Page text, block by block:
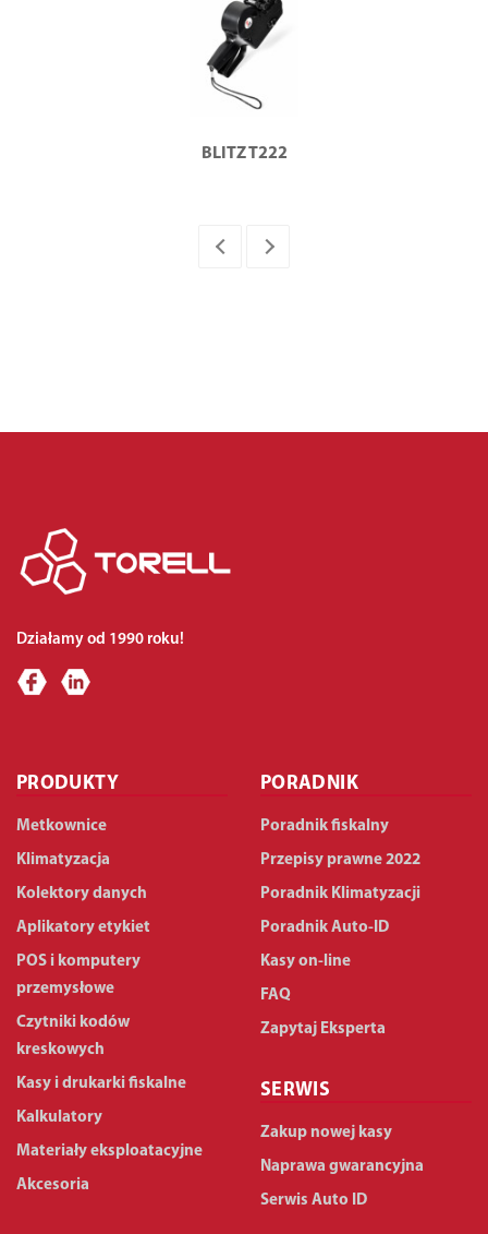
BLITZ T222
Działamy od 1990 roku!
PRODUKTY
Metkownice
Klimatyzacja
Kolektory danych
Aplikatory etykiet
POS i komputery
przemysłowe
Czytniki kodów
kreskowych
Kasy i drukarki fiskalne
Kalkulatory
Materiały eksploatacyjne
Akcesoria
PORADNIK
Poradnik fiskalny
Przepisy prawne 2022
Poradnik Klimatyzacji
Poradnik Auto-ID
Kasy on-line
FAQ
Zapytaj Eksperta
SERWIS
Zakup nowej kasy
Naprawa gwarancyjna
Serwis Auto ID